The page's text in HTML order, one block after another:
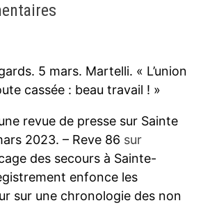
5 mars. Martelli. « L’union
cassée : beau travail ! »
revue de presse sur Sainte
2023. – Reve 86 sur
des secours à Sainte-
enfonce les
sur une chronologie des non